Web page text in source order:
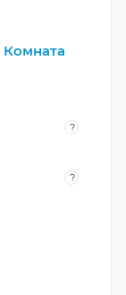
Комната
?
?